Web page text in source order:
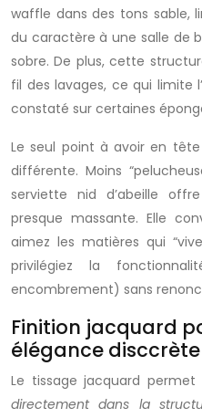
waffle dans des tons sable,
du caractère à une salle de
sobre. De plus, cette
fil des lavages, ce qui limite
constaté sur certaines
Le seul point à avoir en
différente. Moins
serviette nid d’abeille
presque massante. Elle
aimez les matières qui
privilégiez la
encombrement) sans
Finition jacquard
élégance
Le tissage jacquard
directement dans la